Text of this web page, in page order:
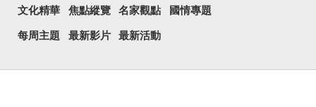
文化精華 焦點縱覽 名家觀點 國情專題
每周主題 最新影片 最新活動